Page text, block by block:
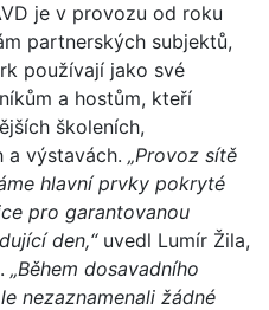
je v provozu od roku
partnerských subjektů,
používají jako své
a hostům, kteří
školeních,
a výstavách. „Provoz sítě
hlavní prvky pokryté
pro garantovanou
den,“uvedl Lumír Žila,
„Během dosavadního
nezaznamenali žádné